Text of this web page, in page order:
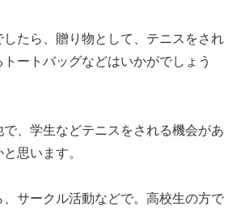
たら、贈り物として、テニスをされ
ートバッグなどはいかがでしょう
で、学生などテニスをされる機会があ
思います。
サークル活動などで。高校生の方で